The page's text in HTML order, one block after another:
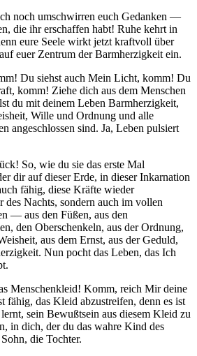
noch umschwirren euch Gedanken —
die ihr erschaffen habt! Ruhe kehrt in
eure Seele wirkt jetzt kraftvoll über
euer Zentrum der Barmherzigkeit ein.
Du siehst auch Mein Licht, komm! Du
komm! Ziehe dich aus dem Menschen
du mit deinem Leben Barmherzigkeit,
Wille und Ordnung und alle
angeschlossen sind. Ja, Leben pulsiert
So, wie du sie das erste Mal
dir auf dieser Erde, in dieser Inkarnation
fähig, diese Kräfte wieder
des Nachts, sondern auch im vollen
— aus den Füßen, aus den
den Oberschenkeln, aus der Ordnung,
aus dem Ernst, aus der Geduld,
Nun pocht das Leben, das Ich
Menschenkleid! Komm, reich Mir deine
fähig, das Kleid abzustreifen, denn es ist
sein Bewußtsein aus diesem Kleid zu
in dich, der du das wahre Kind des
die Tochter.